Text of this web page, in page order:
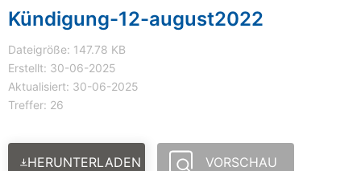
Kündigung-12-august2022
Dateigröße: 147.78 KB
Erstellt: 30-06-2025
Aktualisiert: 30-06-2025
Treffer: 26
HERUNTERLADEN VORSCHAU